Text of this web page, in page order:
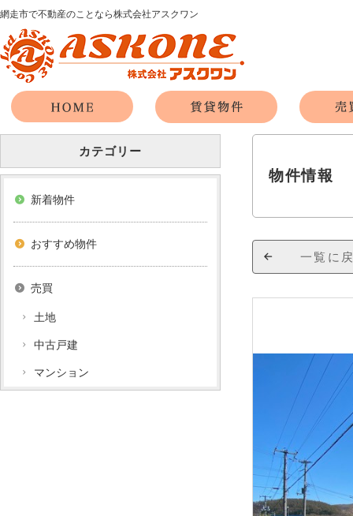
網走市で不動産のことなら株式会社アスクワン
物件情報
一覧に
カテゴリー
新着物件
おすすめ物件
売買
土地
中古戸建
マンション